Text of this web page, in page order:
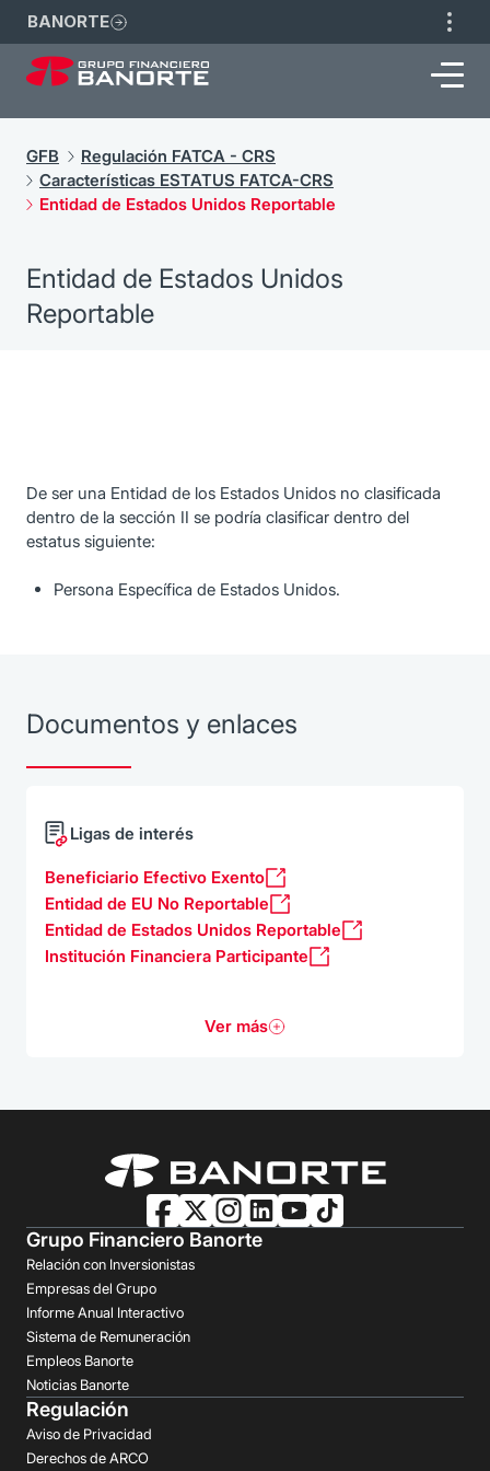
BANORTE
GFB
Regulación FATCA - CRS
Características ESTATUS FATCA-CRS
Entidad de Estados Unidos Reportable
Entidad de Estados Unidos
Reportable
De ser una Entidad de los Estados Unidos no clasificada
dentro de la sección II se podría clasificar dentro del
estatus siguiente:
Persona Específica de Estados Unidos.
Documentos y enlaces
Ligas de interés
Beneficiario Efectivo Exento
Entidad de EU No Reportable
Entidad de Estados Unidos Reportable
Institución Financiera Participante
Ver más
Grupo Financiero Banorte
Relación con Inversionistas
Empresas del Grupo
Informe Anual Interactivo
Sistema de Remuneración
Empleos Banorte
Noticias Banorte
Regulación
Aviso de Privacidad
Derechos de ARCO